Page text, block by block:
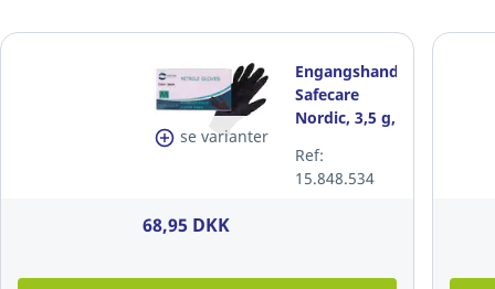
se varianter
Engangshandsker,
Safecare
Nordic, 3,5 g,
str. M
Ref:
15.848.534
68,95 DKK